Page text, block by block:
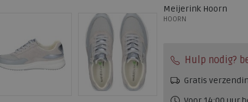
Meijerink Hoorn
HOORN
Hulp nodig?
Gratis